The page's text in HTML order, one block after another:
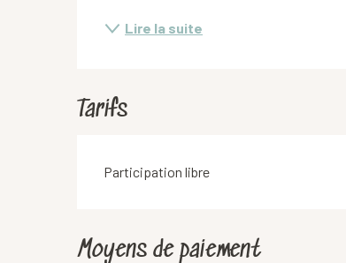
Lire la suite
Tarifs
Participation libre
Moyens de paiement